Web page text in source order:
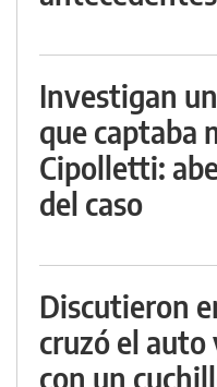
Investigan
que captaba
Cipolletti:
del caso
Discutieron
cruzó el auto
con un